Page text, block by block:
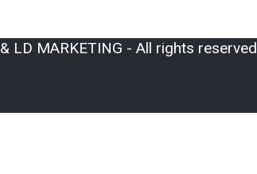
& LD MARKETING - All rights reserved